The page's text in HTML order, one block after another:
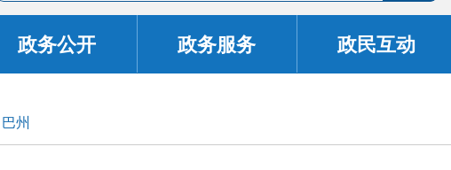
政务公开 政务服务 政民互动
州